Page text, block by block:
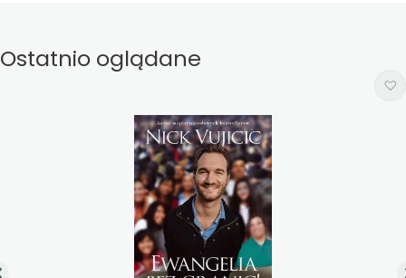
Ostatnio oglądane